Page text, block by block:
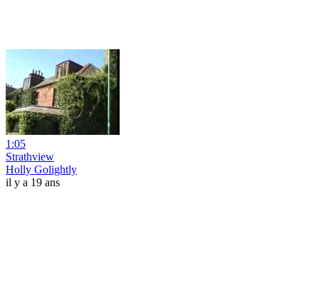
1:05
Strathview
Holly Golightly
il y a 19 ans